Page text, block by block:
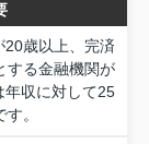
20歳以上、完済
する金融機関が
年収に対して25
。